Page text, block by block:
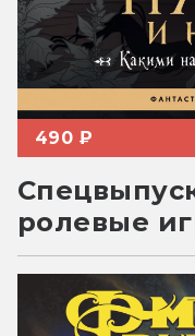
490 ₽
ролевые